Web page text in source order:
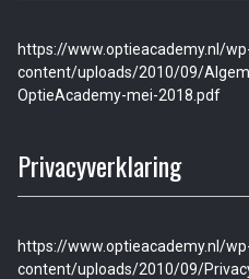
https://www.optieacademy.nl/
content/uploads/2010/09/
OptieAcademy-mei-2018.pdf
Privacyverklaring
https://www.optieacademy.nl/
content/uploads/2010/09/